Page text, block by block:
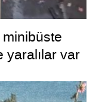
minibüste
yaralılar var